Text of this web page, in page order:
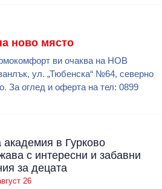
ново място
ви очаква на НОВ
ул. „Тюбенска“ №64, северно
За оглед и оферта на тел: 0899
академия в Гурково
с интересни и забавни
за децата
26